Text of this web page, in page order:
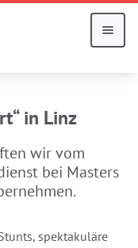
in Linz
wir vom
bei Masters
spektakuläre